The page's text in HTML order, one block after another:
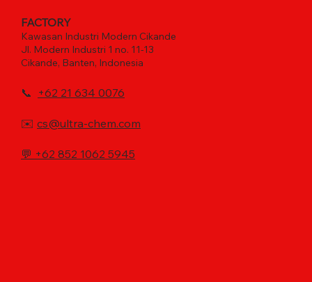
FACTORY
Kawasan Industri Modern Cikande
Jl. Modern Industri 1 no. 11-13
Cikande, Banten, Indonesia
📞 +62 21 634 0076
✉️ cs@ultra-chem.com
💬 +62 852 1062 5945